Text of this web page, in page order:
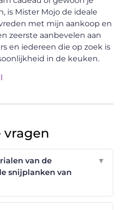
is Mister Mojo de ideale
met mijn aankoop en
zeerste aanbevelen aan
en iedereen die op zoek is
in de keuken.
vragen
van de
snijplanken van
▼